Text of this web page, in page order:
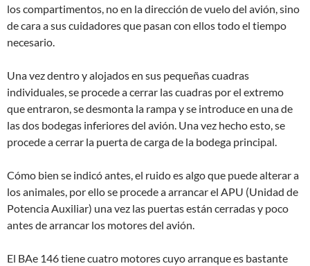
los compartimentos, no en la dirección de vuelo del avión, sino
de cara a sus cuidadores que pasan con ellos todo el tiempo
necesario.
Una vez dentro y alojados en sus pequeñas cuadras
individuales, se procede a cerrar las cuadras por el extremo
que entraron, se desmonta la rampa y se introduce en una de
las dos bodegas inferiores del avión. Una vez hecho esto, se
procede a cerrar la puerta de carga de la bodega principal.
Cómo bien se indicó antes, el ruido es algo que puede alterar a
los animales, por ello se procede a arrancar el APU (Unidad de
Potencia Auxiliar) una vez las puertas están cerradas y poco
antes de arrancar los motores del avión.
El BAe 146 tiene cuatro motores cuyo arranque es bastante